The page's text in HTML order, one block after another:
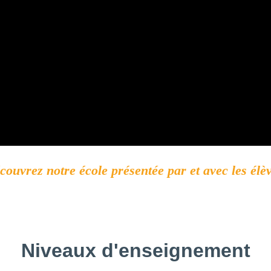
notre école présentée par et avec les
Niveaux d'enseignement